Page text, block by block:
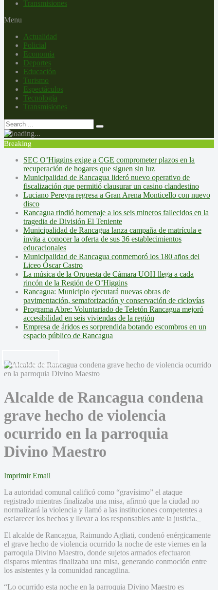
Transmisiones
Menu
Actualidad
Policial
Economía
Deportes
Educación
Turismo
Espectáculos
Tecnología
Transmisiones
Breaking
SEC O’Higgins exige a CGE comprometer plazos en la
recuperación de hogares que siguen sin luz
Municipalidad de Rancagua lideró nuevo operativo de
fiscalización que permitió clausurar un casino clandestino
Luciano Pereyra regresa a Gran Arena Monticello con nuevo
disco
Rancagua rindió homenaje a los seis mineros fallecidos en la
tragedia de División El Teniente
Municipalidad de Rancagua lanza campaña de matrícula e
invita a conocer la oferta de sus 36 establecimientos
educacionales
Municipalidad de Rancagua conmemoró los 180 años del
Liceo Óscar Castro
La música de la Orquesta de Cámara UOH llega a cada
rincón de la Región de O’Higgins
Rancagua: Municipio ejecutará nuevas obras de
pavimentación, semaforización y conservación de ciclovías
Programa Abre: Voluntariado de Teletón Rancagua mejoró
accesibilidad en seis viviendas de la región
Empresa de áridos es sorprendida botando escombros en un
espacio público de Rancagua
Alcalde de Rancagua condena
grave hecho de violencia
ocurrido en la parroquia
Divino Maestro
Imprimir Email
La autoridad comunal calificó como “gravísimo” el ataque
registrado mientras finalizaba una misa, afirmó que la ciudad no
normalizará la violencia y llamó a las instituciones competentes a
esclarecer los hechos y llevar a los responsables ante la justicia._
El alcalde de Rancagua, Raimundo Agliati, condenó enérgicamente
el grave hecho de violencia ocurrido la noche de este viernes en la
parroquia Divino Maestro, donde sujetos armados efectuaron
disparos mientras finalizaba una misa, generando conmoción entre
los asistentes y la comunidad rancagüina.
“Lo ocurrido esta noche en la parroquia Divino Maestro es